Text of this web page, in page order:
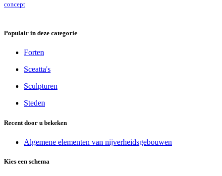
concept
Populair in deze categorie
Forten
Sceatta's
Sculpturen
Steden
Recent door u bekeken
Algemene elementen van nijverheidsgebouwen
Kies een schema